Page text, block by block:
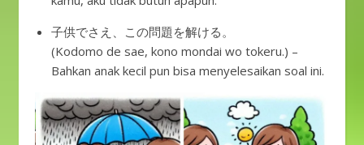
子供でさえ、この問題を解ける。
(Kodomo de sae, kono mondai wo tokeru.) –
Bahkan anak kecil pun bisa menyelesaikan soal ini.